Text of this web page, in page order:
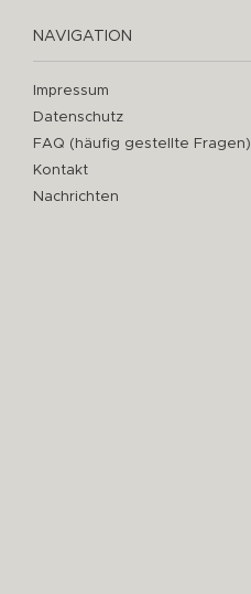
NAVIGATION
Impressum
Datenschutz
FAQ (häufig gestellte Fragen)
Kontakt
Nachrichten